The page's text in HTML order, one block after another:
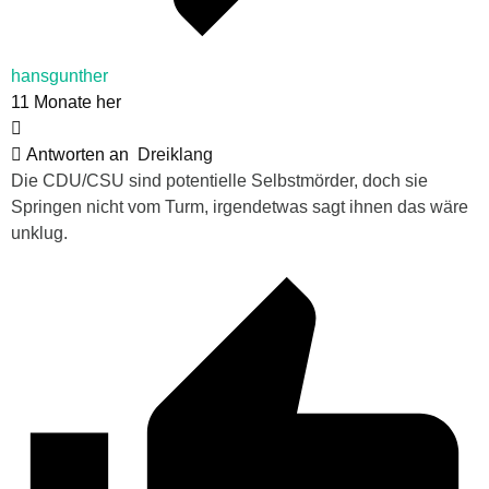
hansgunther
11 Monate her
Antworten an
Dreiklang
Die CDU/CSU sind potentielle Selbstmörder, doch sie
Springen nicht vom Turm, irgendetwas sagt ihnen das wäre
unklug.